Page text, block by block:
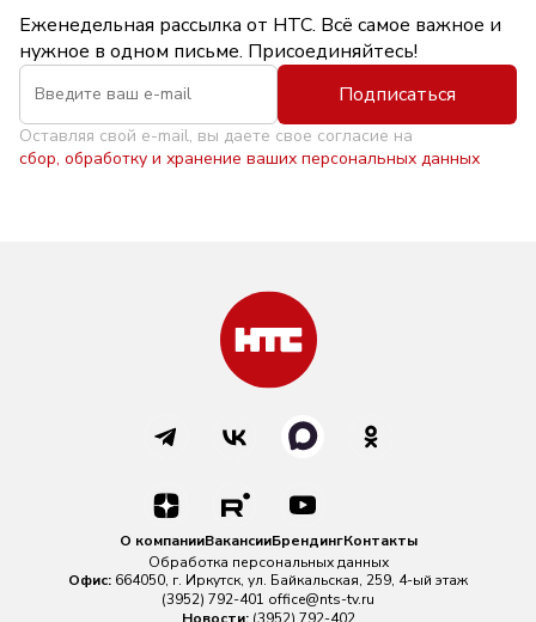
Еженедельная рассылка от НТС. Всё самое важное и
нужное в одном письме. Присоединяйтесь!
Подписаться
Оставляя свой e-mail, вы даете свое согласие на
сбор, обработку и хранение ваших персональных данных
О компанииВакансииБрендингКонтакты
Обработка персональных данных
Офис: 664050, г. Иркутск, ул. Байкальская, 259, 4-ый этаж
(3952) 792-401 office@nts-tv.ru
Новости: (3952) 792-402